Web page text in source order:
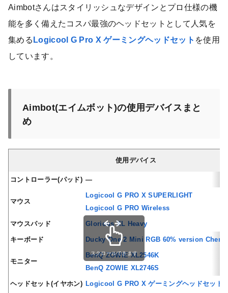
Aimbotさんはスタイリッシュなデザインとプロ仕様の機
能を多く備えたコスパ最強のヘッドセットとして人気を
集める Logicool G Pro X ゲーミングヘッドセット を使用
しています。
Aimbot(エイムボット)の使用デバイスまと
め
使用デバイス
コントローラー(パッド) —
マウス
Logicool G PRO X SUPERLIGHT
Logicool G PRO Wireless
マウスパッド Glorious XL Heavy
キーボード Ducky One 2 Mini RGB 60% version
モニター
BenQ ZOWIE XL2546K
BenQ ZOWIE XL2746S
ヘッドセット(イヤホン) Logicool G PRO X ゲーミングヘッドセット
スクロールできます